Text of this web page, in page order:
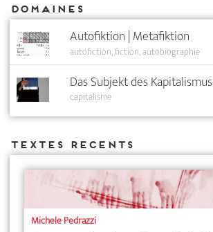
Domaines
Autofiktion | Metafiktion
autofiction fiction autobiographie
Das Subjekt des Kapitalismus
capitalisme
Textes recents
Michele Pedrazzi